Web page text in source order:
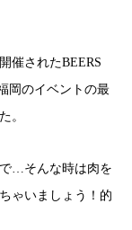
催されたBEERS
岡のイベントの最
。
…そんな時は肉を
ゃいましょう！的